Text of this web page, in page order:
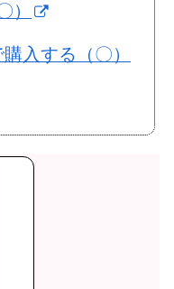
）
入する（〇）